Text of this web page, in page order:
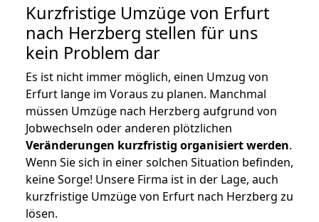
Kurzfristige Umzüge von Erfurt
nach Herzberg stellen für uns
kein Problem dar
Es ist nicht immer möglich, einen Umzug von
Erfurt lange im Voraus zu planen. Manchmal
müssen Umzüge nach Herzberg aufgrund von
Jobwechseln oder anderen plötzlichen
Veränderungen kurzfristig organisiert werden.
Wenn Sie sich in einer solchen Situation befinden,
keine Sorge! Unsere Firma ist in der Lage, auch
kurzfristige Umzüge von Erfurt nach Herzberg zu
lösen.